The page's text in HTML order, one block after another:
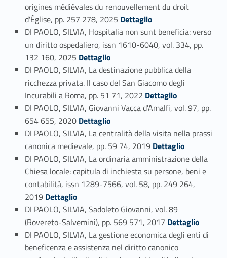
origines médiévales du renouvellement du droit
d'Église, pp. 257 278, 2025 Link identifier #identifier_person_157441-16
Dettaglio
DI PAOLO, SILVIA, Hospitalia non sunt beneficia: verso
un diritto ospedaliero, issn 1610-6040, vol. 334, pp.
132 160, 2025 Link identifier #identifier_person_139697-17
Dettaglio
DI PAOLO, SILVIA, La destinazione pubblica della
ricchezza privata. Il caso del San Giacomo degli
Incurabili a Roma, pp. 51 71, 2022 Link identifier #identifier_person_166626-18
Dettaglio
DI PAOLO, SILVIA, Giovanni Vacca d'Amalfi, vol. 97, pp.
654 655, 2020 Link identifier #identifier_person_32771-19
Dettaglio
DI PAOLO, SILVIA, La centralità della visita nella prassi
canonica medievale, pp. 59 74, 2019 Link identifier #identifier_person_51848-20
Dettaglio
DI PAOLO, SILVIA, La ordinaria amministrazione della
Chiesa locale: capitula di inchiesta su persone, beni e
contabilità, issn 1289-7566, vol. 58, pp. 249 264,
2019 Link identifier #identifier_person_156616-21
Dettaglio
DI PAOLO, SILVIA, Sadoleto Giovanni, vol. 89
(Rovereto-Salvemini), pp. 569 571, 2017 Link identifier #identifier_person_153358-22
Dettaglio
DI PAOLO, SILVIA, La gestione economica degli enti di
beneficenza e assistenza nel diritto canonico